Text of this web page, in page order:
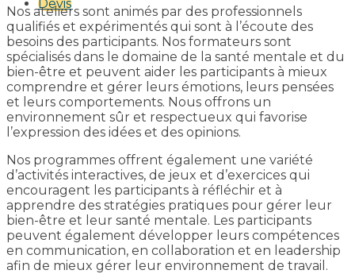
Devis
Nos ateliers sont animés par des professionnels
qualifiés et expérimentés qui sont à l’écoute des
besoins des participants. Nos formateurs sont
spécialisés dans le domaine de la santé mentale et du
bien-être et peuvent aider les participants à mieux
comprendre et gérer leurs émotions, leurs pensées
et leurs comportements. Nous offrons un
environnement sûr et respectueux qui favorise
l’expression des idées et des opinions.
Nos programmes offrent également une variété
d’activités interactives, de jeux et d’exercices qui
encouragent les participants à réfléchir et à
apprendre des stratégies pratiques pour gérer leur
bien-être et leur santé mentale. Les participants
peuvent également développer leurs compétences
en communication, en collaboration et en leadership
afin de mieux gérer leur environnement de travail.